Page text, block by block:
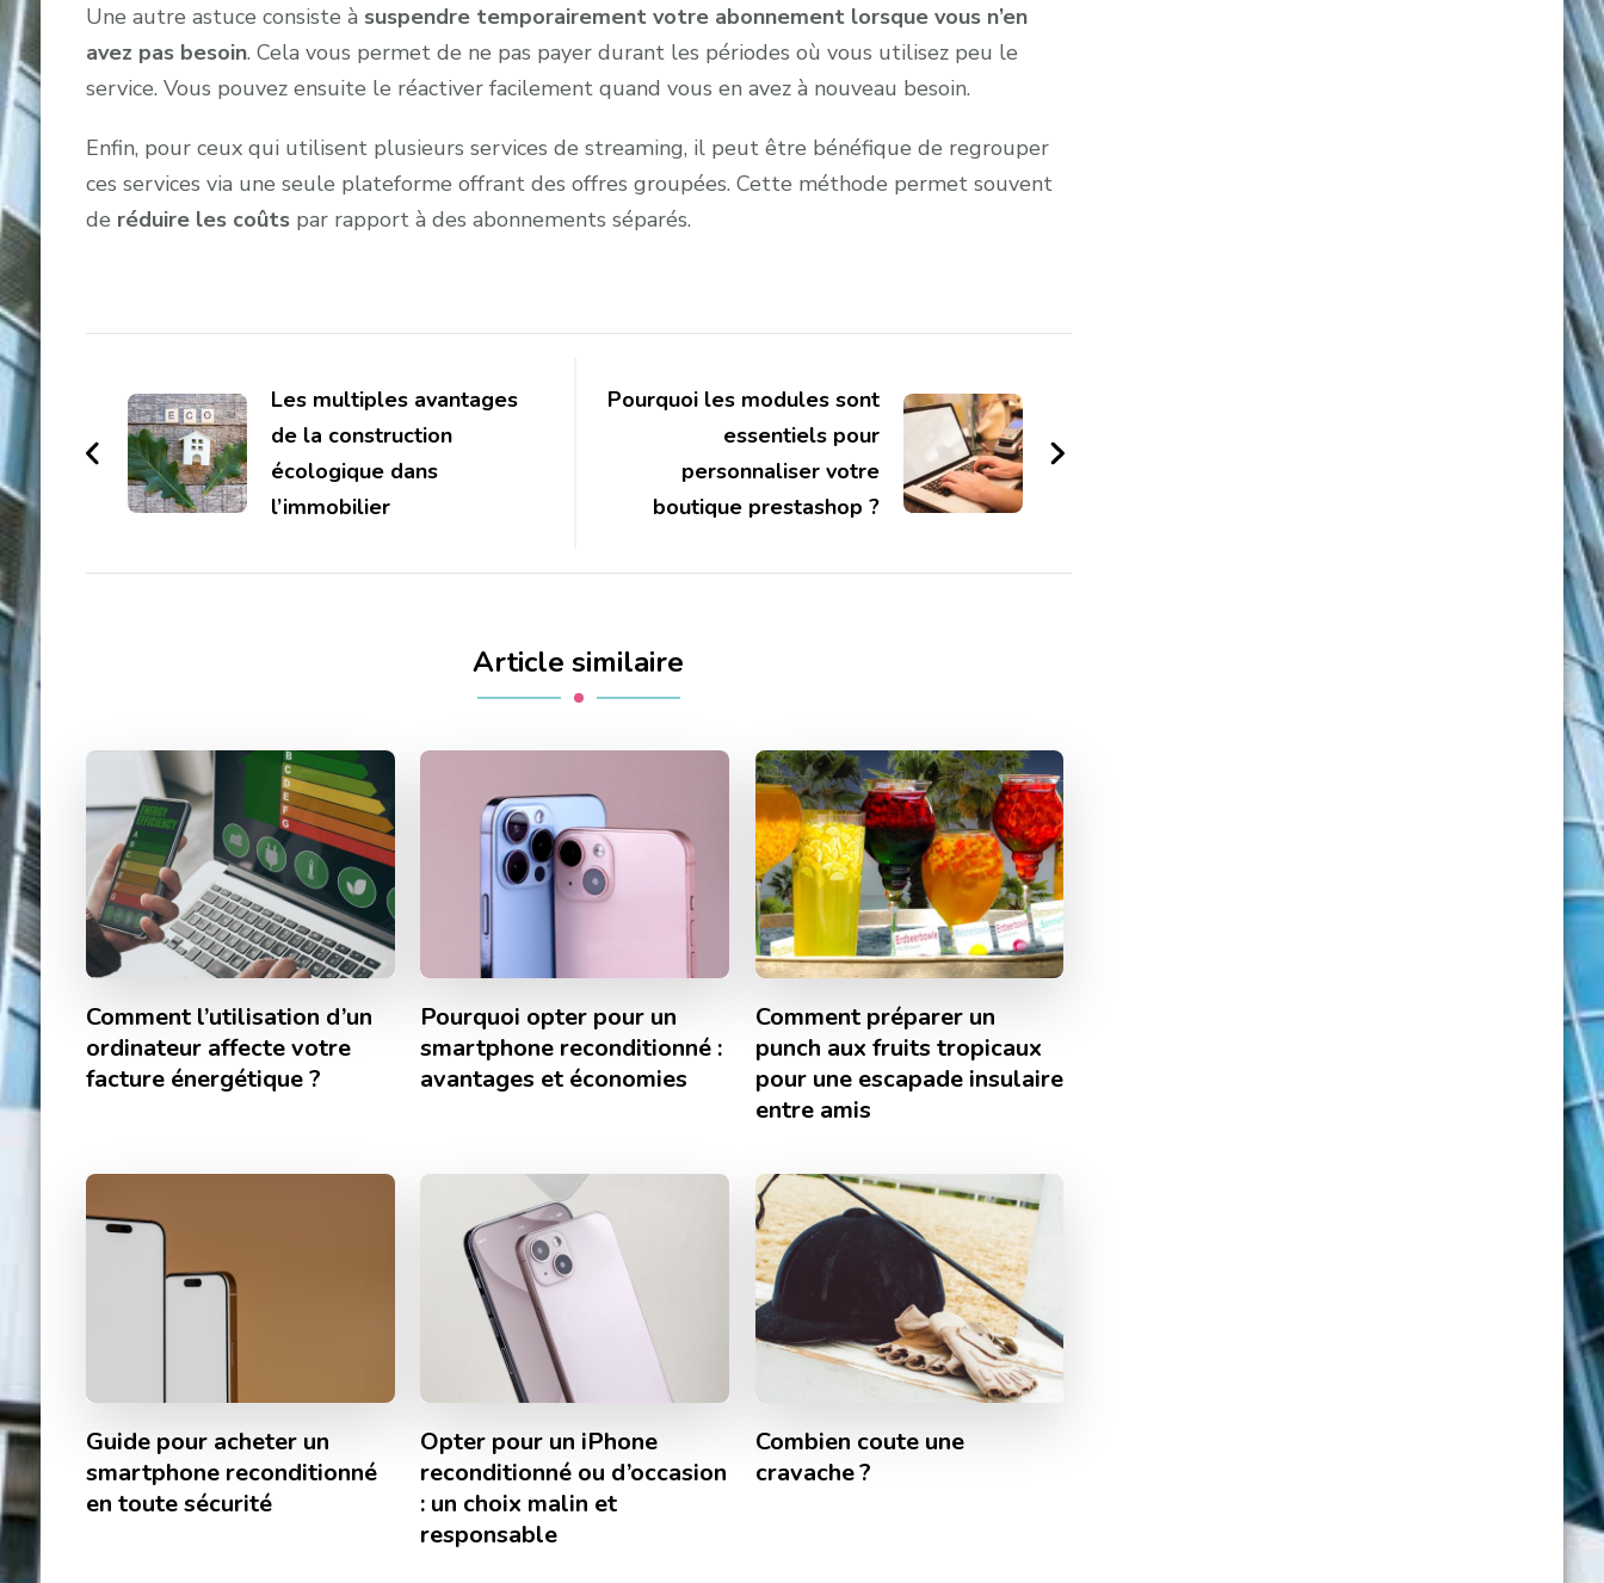
Une autre astuce consiste à suspendre temporairement votre abonnement lorsque vous n’en
avez pas besoin. Cela vous permet de ne pas payer durant les périodes où vous utilisez peu le
service. Vous pouvez ensuite le réactiver facilement quand vous en avez à nouveau besoin.
Enfin, pour ceux qui utilisent plusieurs services de streaming, il peut être bénéfique de regrouper
ces services via une seule plateforme offrant des offres groupées. Cette méthode permet souvent
de réduire les coûtspar rapport à des abonnements séparés.
d'article
Les multiples avantages
de la construction
écologique dans
l’immobilier
Pourquoi les modules sont
essentiels pour
personnaliser votre
boutique prestashop ?
Article similaire
Comment l’utilisation d’un
ordinateur affecte votre
facture énergétique ?
Pourquoi opter pour un
smartphone reconditionné :
avantages et économies
Comment préparer un
punch aux fruits tropicaux
pour une escapade insulaire
entre amis
Guide pour acheter un
smartphone reconditionné
en toute sécurité
Opter pour un iPhone
reconditionné ou d’occasion
: un choix malin et
responsable
Combien coute une
cravache ?